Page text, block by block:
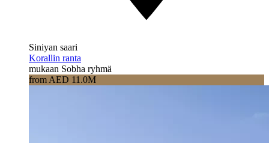
Siniyan saari
Korallin ranta
mukaan Sobha ryhmä
from AED 11.0M